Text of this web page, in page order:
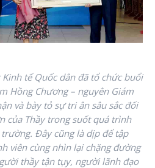
tế Quốc dân đã tổ chức buổi
Hồng Chương – nguyên Giám
và bày tỏ sự tri ân sâu sắc đối
của Thầy trong suốt quá trình
trường. Đây cũng là dịp để tập
viên cùng nhìn lại chặng đường
thầy tận tụy, người lãnh đạo